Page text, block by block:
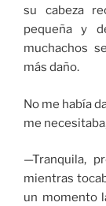
su cabeza
pequeña y
muchachos
más daño.
No me había
me
—Tranquila,
mientras
un momento